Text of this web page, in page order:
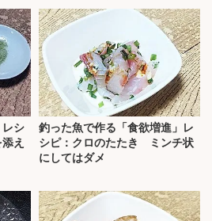
レシ
え
釣った魚で作る「食欲増進」レ
シピ：クロのたたき ミンチ状
にしてはダメ